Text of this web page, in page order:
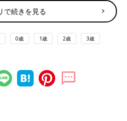
で続きを見る
0歳 1歳 2歳 3歳